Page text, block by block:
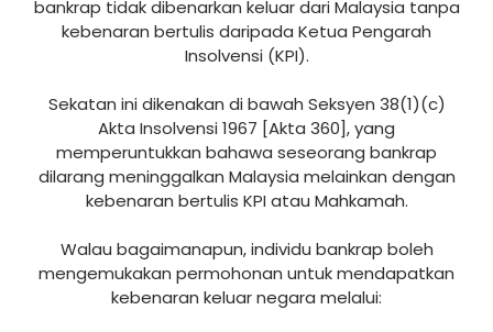
bankrap tidak dibenarkan keluar dari Malaysia tanpa
kebenaran bertulis daripada Ketua Pengarah
Insolvensi (KPI).
Sekatan ini dikenakan di bawah Seksyen 38(1)(c)
Akta Insolvensi 1967 [Akta 360], yang
memperuntukkan bahawa seseorang bankrap
dilarang meninggalkan Malaysia melainkan dengan
kebenaran bertulis KPI atau Mahkamah.
Walau bagaimanapun, individu bankrap boleh
mengemukakan permohonan untuk mendapatkan
kebenaran keluar negara melalui: